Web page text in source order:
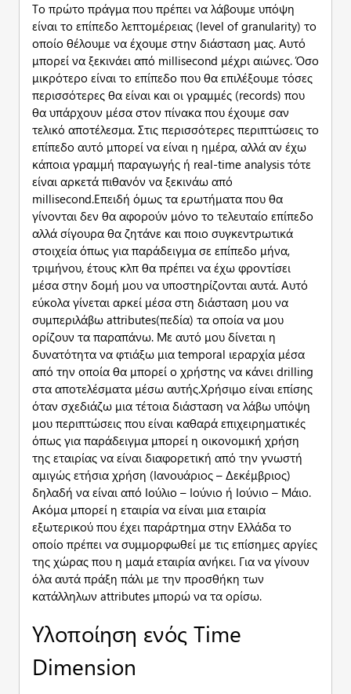
Το πρώτο πράγμα που πρέπει να λάβουμε υπόψη
είναι το επίπεδο λεπτομέρειας (level of granularity) το
οποίο θέλουμε να έχουμε στην διάσταση μας. Αυτό
μπορεί να ξεκινάει από millisecond μέχρι αιώνες. Όσο
μικρότερο είναι το επίπεδο που θα επιλέξουμε τόσες
περισσότερες θα είναι και οι γραμμές (records) που
θα υπάρχουν μέσα στον πίνακα που έχουμε σαν
τελικό αποτέλεσμα. Στις περισσότερες περιπτώσεις το
επίπεδο αυτό μπορεί να είναι η ημέρα, αλλά αν έχω
κάποια γραμμή παραγωγής ή real-time analysis τότε
είναι αρκετά πιθανόν να ξεκινάω από
millisecond.Επειδή όμως τα ερωτήματα που θα
γίνονται δεν θα αφορούν μόνο το τελευταίο επίπεδο
αλλά σίγουρα θα ζητάνε και ποιο συγκεντρωτικά
στοιχεία όπως για παράδειγμα σε επίπεδο μήνα,
τριμήνου, έτους κλπ θα πρέπει να έχω φροντίσει
μέσα στην δομή μου να υποστηρίζονται αυτά. Αυτό
εύκολα γίνεται αρκεί μέσα στη διάσταση μου να
συμπεριλάβω attributes(πεδία) τα οποία να μου
ορίζουν τα παραπάνω. Με αυτό μου δίνεται η
δυνατότητα να φτιάξω μια temporal ιεραρχία μέσα
από την οποία θα μπορεί ο χρήστης να κάνει drilling
στα αποτελέσματα μέσω αυτής.Χρήσιμο είναι επίσης
όταν σχεδιάζω μια τέτοια διάσταση να λάβω υπόψη
μου περιπτώσεις που είναι καθαρά επιχειρηματικές
όπως για παράδειγμα μπορεί η οικονομική χρήση
της εταιρίας να είναι διαφορετική από την γνωστή
αμιγώς ετήσια χρήση (Ιανουάριος – Δεκέμβριος)
δηλαδή να είναι από Ιούλιο – Ιούνιο ή Ιούνιο – Μάιο.
Ακόμα μπορεί η εταιρία να είναι μια εταιρία
εξωτερικού που έχει παράρτημα στην Ελλάδα το
οποίο πρέπει να συμμορφωθεί με τις επίσημες αργίες
της χώρας που η μαμά εταιρία ανήκει. Για να γίνουν
όλα αυτά πράξη πάλι με την προσθήκη των
κατάλληλων attributes μπορώ να τα ορίσω.
Υλοποίηση ενός Time
Dimension